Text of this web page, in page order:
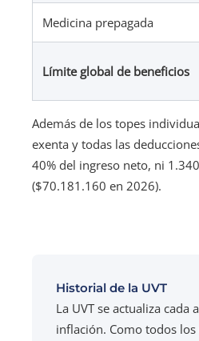
Medicina prepagada
Límite global de beneficios
Además de los topes
exenta y todas las
40% del ingreso neto, ni
($70.181.160 en 2026).
Historial de la UVT
La UVT se actualiza cada
inflación. Como todos